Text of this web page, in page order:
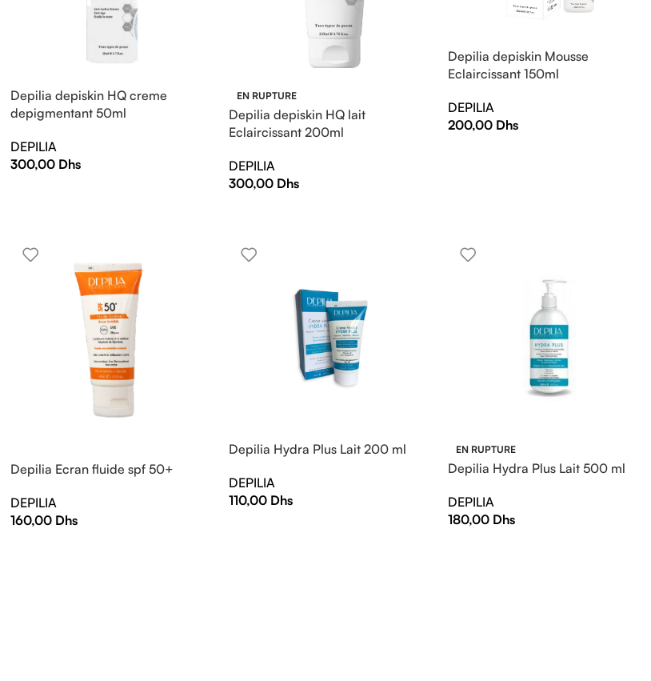
Depilia depiskin HQ creme
depigmentant 50ml
DEPILIA
300,00 Dhs
EN RUPTURE
Depilia depiskin HQ lait
Eclaircissant 200ml
DEPILIA
300,00 Dhs
Depilia depiskin Mousse
Eclaircissant 150ml
DEPILIA
200,00 Dhs
Depilia Ecran fluide spf 50+
DEPILIA
160,00 Dhs
Depilia Hydra Plus Lait 200 ml
DEPILIA
110,00 Dhs
EN RUPTURE
Depilia Hydra Plus Lait 500 ml
DEPILIA
180,00 Dhs